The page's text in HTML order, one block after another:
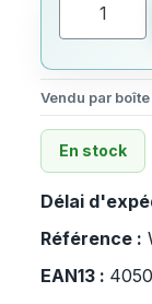
Vendu par
En stock
Délai
Référence :
EAN13 :